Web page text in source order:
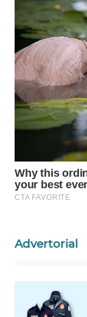
Advertorial
WAHANA
TANI
WAHANA
ADVOKAT
WAHANA
INFRASTRUKTUR
KONSUMEN
WAHANA
LISTRIK
TRAVEL